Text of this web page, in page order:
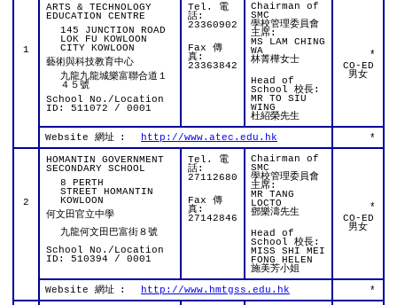
1
ARTS & TECHNOLOGY
EDUCATION CENTRE
145 JUNCTION ROAD
LOK FU KOWLOON
CITY KOWLOON
藝術與科技教育中心
九龍九龍城樂富聯合道１
４５號
School No./Location
ID: 511072 / 0001
Tel. 電
話:
23360902
Fax 傳
真:
23363842
Chairman of
SMC
學校管理委員會
主席:
MS LAM CHING
WA
林菁樺女士
Head of
School 校長:
MR TO SIU
WING
杜紹榮先生
*
CO-ED
男女
Website 網址 : http://www.atec.edu.hk *
2
HOMANTIN GOVERNMENT
SECONDARY SCHOOL
8 PERTH
STREET HOMANTIN
KOWLOON
何文田官立中學
九龍何文田巴富街８號
School No./Location
ID: 510394 / 0001
Tel. 電
話:
27112680
Fax 傳
真:
27142846
Chairman of
SMC
學校管理委員會
主席:
MR TANG
LOCTO
鄧樂濤先生
Head of
School 校長:
MISS SHI MEI
FONG HELEN
施美芳小姐
*
CO-ED
男女
Website 網址 : http://www.hmtgss.edu.hk *